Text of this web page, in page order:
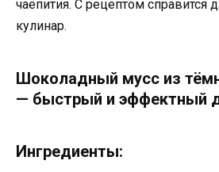
чаепития. С рецептом
кулинар.
Шоколадный мусс из
— быстрый и эффектный
Ингредиенты: